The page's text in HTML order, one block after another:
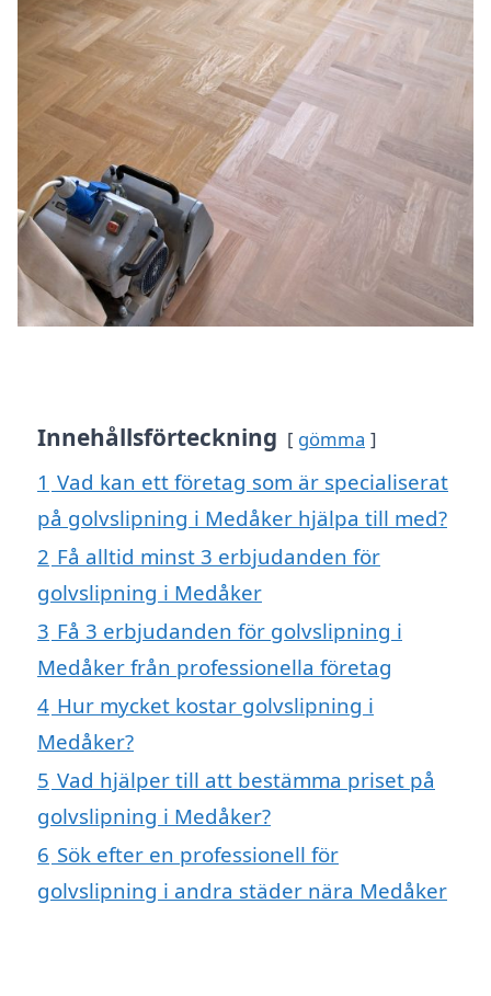
Innehållsförteckning gömma
1 Vad kan ett företag som är specialiserat
på golvslipning i Medåker hjälpa till med?
2 Få alltid minst 3 erbjudanden för
golvslipning i Medåker
3 Få 3 erbjudanden för golvslipning i
Medåker från professionella företag
4 Hur mycket kostar golvslipning i
Medåker?
5 Vad hjälper till att bestämma priset på
golvslipning i Medåker?
6 Sök efter en professionell för
golvslipning i andra städer nära Medåker